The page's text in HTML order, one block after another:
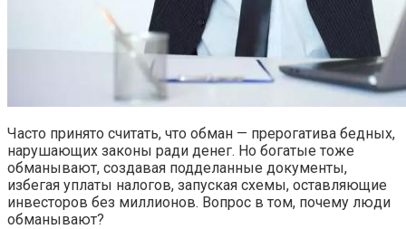
Часто принято считать, что обман — прерогатива бедных,
нарушающих законы ради денег. Но богатые тоже
обманывают, создавая подделанные документы,
избегая уплаты налогов, запуская схемы, оставляющие
инвесторов без миллионов. Вопрос в том, почему люди
обманывают?